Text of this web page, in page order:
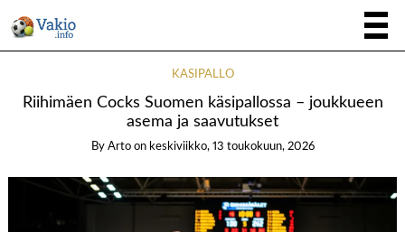
KÄSIPALLO
Riihimäen Cocks Suomen käsipallossa – joukkueen
asema ja saavutukset
By Arto on keskiviikko, 13 toukokuun, 2026